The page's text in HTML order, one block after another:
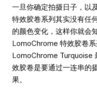
一旦你确定拍摄日子，以
特效胶卷系列其实没有任
的颜色变化，这样你就会
LomoChrome 特效胶卷
LomoChrome Turquoise
效胶卷是要通过一连串的
果。